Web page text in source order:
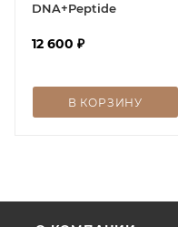
DNA+Peptide
12 600 ₽
В КОРЗИНУ